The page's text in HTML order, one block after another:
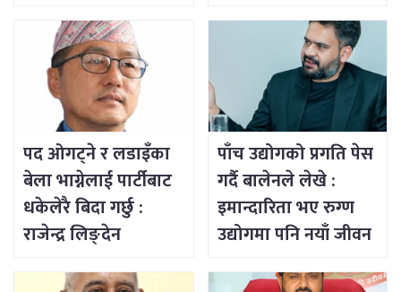
पद ओगट्ने र लडाइँका
बेला भाग्नेलाई पार्टीबाट
धकेलेरै बिदा गर्छु :
राजेन्द्र लिङ्देन
पाँच उद्योगको प्रगति पेस
गर्दै बालेनले लेखे :
इमान्दारिता भए रुग्ण
उद्योगमा पनि नयाँ जीवन